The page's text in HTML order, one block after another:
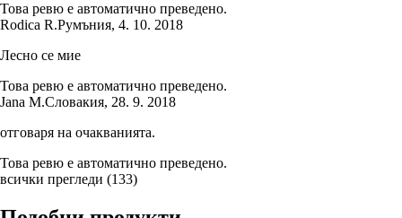
Това ревю е автоматично преведено.
Rodica R.Румъния, 4. 10. 2018
Лесно се мие
Това ревю е автоматично преведено.
Jana M.Словакия, 28. 9. 2018
отговаря на очакванията.
Това ревю е автоматично преведено.
всички прегледи (133)